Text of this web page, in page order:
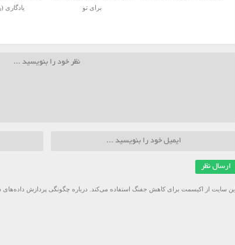
برای تو
این سایت از اکیسمت برای کاهش جفنگ استفاده می‌کند. درباره چگونگی پردازش داده‌های